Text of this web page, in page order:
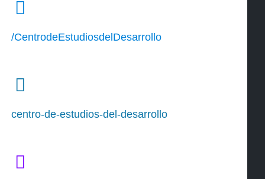
/CentrodeEstudiosdelDesarrollo
centro-de-estudios-del-desarrollo